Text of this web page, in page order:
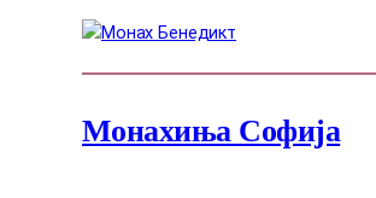
Монахиња Софија